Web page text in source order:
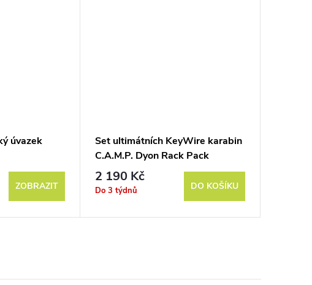
úvazek
ZOBRAZIT
Set ultimátních KeyWire karabin
C.A.M.P. Dyon Rack Pack
2 190 Kč
Do 3 týdnů DO KOŠÍKU